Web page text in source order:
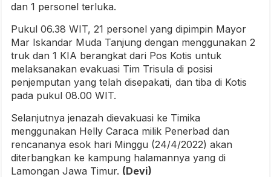
dan 1 personel terluka.
Pukul 06.38 WIT, 21 personel yang dipimpin Mayor
Mar Iskandar Muda Tanjung dengan menggunakan 2
truk dan 1 KIA berangkat dari Pos Kotis untuk
melaksanakan evakuasi Tim Trisula di posisi
penjemputan yang telah disepakati, dan tiba di Kotis
pada pukul 08.00 WIT.
Selanjutnya jenazah dievakuasi ke Timika
menggunakan Helly Caraca milik Penerbad dan
rencananya esok hari Minggu (24/4/2022) akan
diterbangkan ke kampung halamannya yang di
Lamongan Jawa Timur. (Devi)